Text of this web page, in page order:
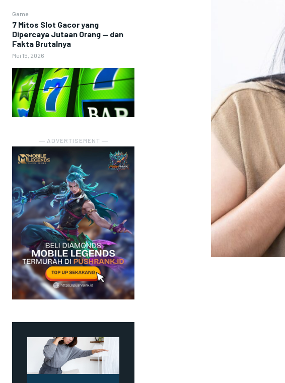
Game
7 Mitos Slot Gacor yang
Dipercaya Jutaan Orang — dan
Fakta Brutalnya
Mei 15, 2026
― ADVERTISEMENT ―